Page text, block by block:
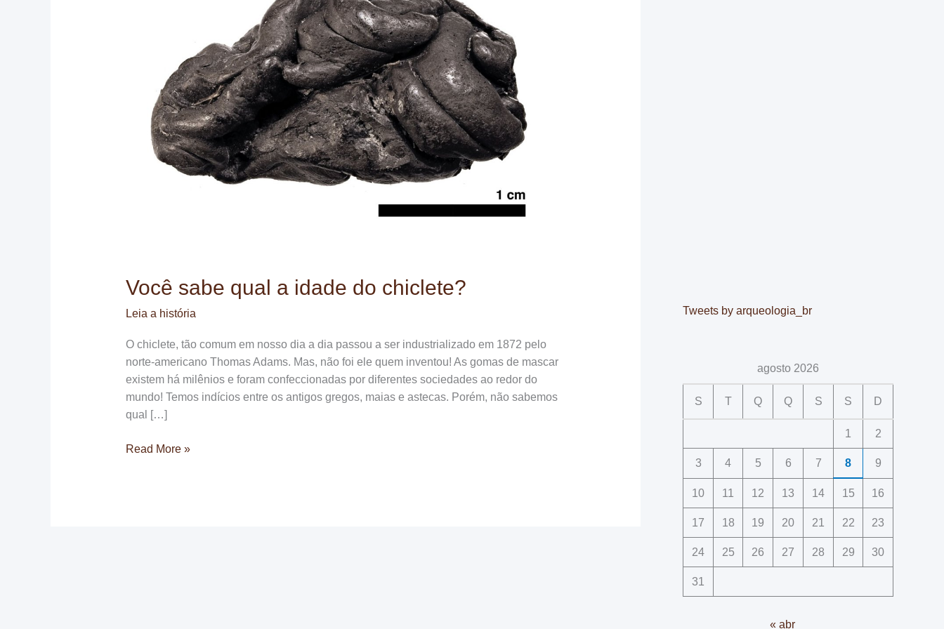
Você sabe qual a idade do chiclete?
Leia a história
O chiclete, tão comum em nosso dia a dia passou a ser industrializado em 1872 pelo
norte-americano Thomas Adams. Mas, não foi ele quem inventou! As gomas de mascar
existem há milênios e foram confeccionadas por diferentes sociedades ao redor do
mundo! Temos indícios entre os antigos gregos, maias e astecas. Porém, não sabemos
qual […]
Você
Read More »
Tweets by arqueologia_br
agosto 2026
S T Q Q S S D
1 2
3 4 5 6 7 8 9
10 11 12 13 14 15 16
17 18 19 20 21 22 23
24 25 26 27 28 29 30
31
« abr